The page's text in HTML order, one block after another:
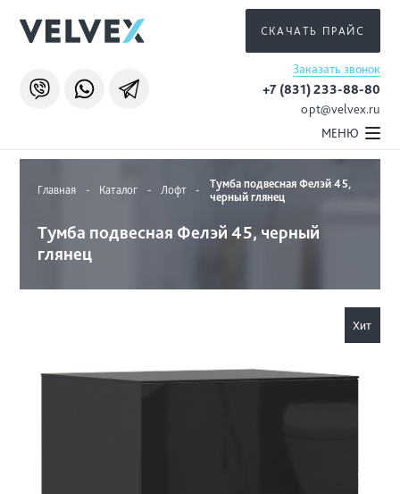
СКАЧАТЬ ПРАЙС
Заказать звонок
+7 (831) 233-88-80
opt@velvex.ru
МЕНЮ
Главная - Каталог - Лофт -
Тумба подвесная Фелэй 45,
черный глянец
Тумба подвесная Фелэй 45, черный
глянец
Хит